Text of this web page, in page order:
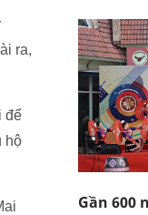
ra,
để
hộ
Gần 600